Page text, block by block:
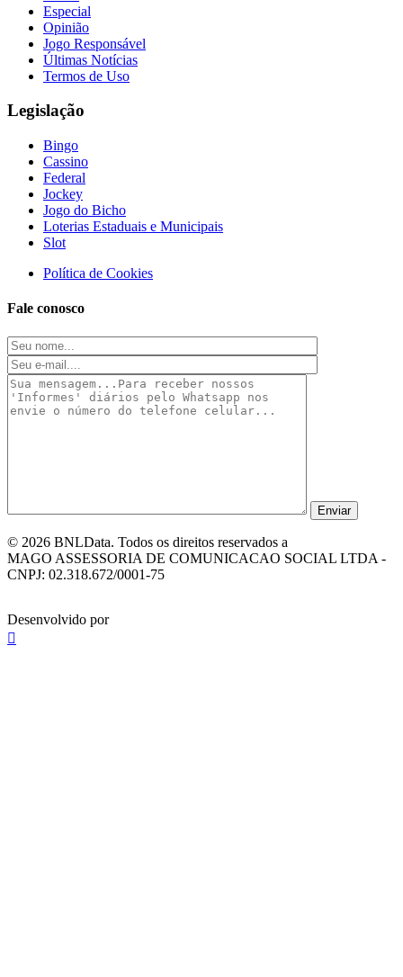
Especial
Opinião
Jogo Responsável
Últimas Notícias
Termos de Uso
Legislação
Bingo
Cassino
Federal
Jockey
Jogo do Bicho
Loterias Estaduais e Municipais
Slot
Política de Cookies
Fale conosco
© 2026 BNLData. Todos os direitos reservados a
MAGO ASSESSORIA DE COMUNICACAO SOCIAL LTDA -
CNPJ: 02.318.672/0001-75
Desenvolvido por
